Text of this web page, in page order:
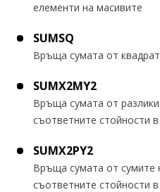
елементи на масивите
SUMSQ
Връща сумата от
SUMX2MY2
Връща сумата от
съответните стойности
SUMX2PY2
Връща сумата от сумите
съответните стойности